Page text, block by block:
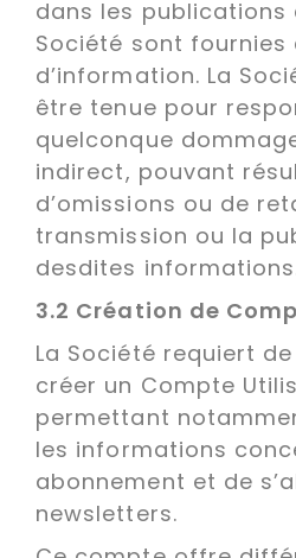
dans les publications
Société sont
d’information. La
être tenue pour
quelconque
indirect, pouvant
d’omissions ou de
transmission ou la
desdites
3.2 Création de
La Société requiert
créer un Compte
permettant
les informations
abonnement et de
newsletters.